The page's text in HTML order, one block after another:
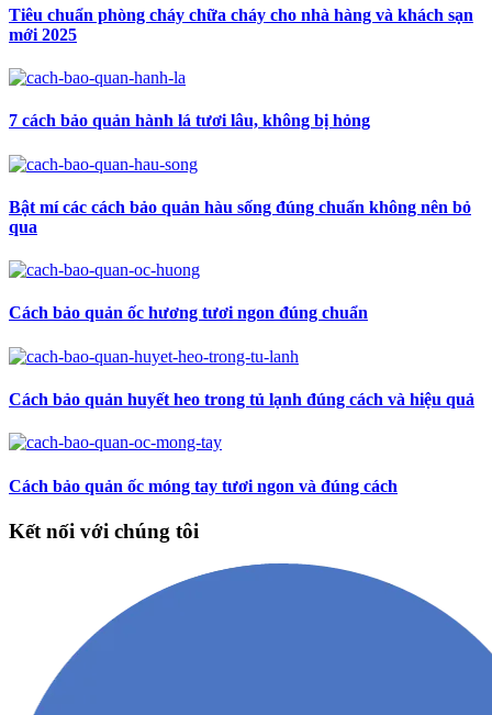
Tiêu chuẩn phòng cháy chữa cháy cho nhà hàng và khách sạn
mới 2025
7 cách bảo quản hành lá tươi lâu, không bị hỏng
Bật mí các cách bảo quản hàu sống đúng chuẩn không nên bỏ
qua
Cách bảo quản ốc hương tươi ngon đúng chuẩn
Cách bảo quản huyết heo trong tủ lạnh đúng cách và hiệu quả
Cách bảo quản ốc móng tay tươi ngon và đúng cách
Kết nối với chúng tôi